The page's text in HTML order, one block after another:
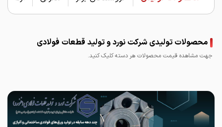
محصولات تولیدی شرکت نورد و تولید قطعات فولادی
جهت مشاهده قیمت محصولات هر دسته کلیک کنید.